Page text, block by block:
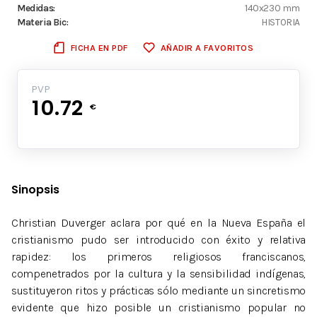
Medidas:
140x230 mm
Materia Bic:
HISTORIA
FICHA EN PDF AÑADIR A FAVORITOS
PVP
10.72 €
Sinopsis
Christian Duverger aclara por qué en la Nueva España el
cristianismo pudo ser introducido con éxito y relativa
rapidez: los primeros religiosos franciscanos,
compenetrados por la cultura y la sensibilidad indígenas,
sustituyeron ritos y prácticas sólo mediante un sincretismo
evidente que hizo posible un cristianismo popular no